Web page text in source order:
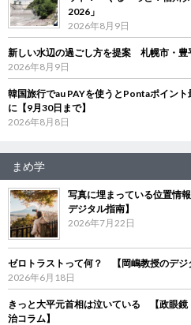
2026」
2026年8月9日
新しい水辺の過ごし方を提案 札幌市・豊
2026年8月9日
韓国旅行でau PAYを使うとPontaポイン
に【9月30日まで】
2026年8月8日
まめ学
写真に埋まっている位置情
デジタル指南】
2026年7月22日
ゼロトラストって何？ 【岡嶋教授のデジ
2026年6月18日
きっと大平元首相は泣いている 【政眼鏡
治コラム】